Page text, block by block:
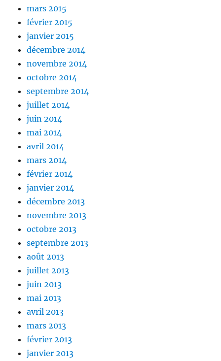
mars 2015
février 2015
janvier 2015
décembre 2014
novembre 2014
octobre 2014
septembre 2014
juillet 2014
juin 2014
mai 2014
avril 2014
mars 2014
février 2014
janvier 2014
décembre 2013
novembre 2013
octobre 2013
septembre 2013
août 2013
juillet 2013
juin 2013
mai 2013
avril 2013
mars 2013
février 2013
janvier 2013